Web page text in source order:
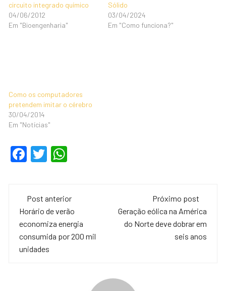
circuito integrado químico
04/06/2012
Em "Bioengenharia"
Sólido
03/04/2024
Em "Como funciona?"
Como os computadores
pretendem imitar o cérebro
30/04/2014
Em "Notícias"
F
e
b
o
o
T
er s
A
p
Navegação
de
post
Post anterior
Horário de verão
economiza energia
consumida por 200 mil
unidades
Próximo post
Geração eólica na América
do Norte deve dobrar em
seis anos